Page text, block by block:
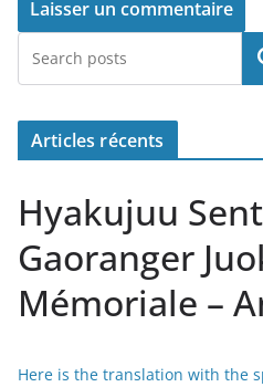
Articles récents
Hyakujuu
Gaoranger
Mémoriale –
Here is the translation with the